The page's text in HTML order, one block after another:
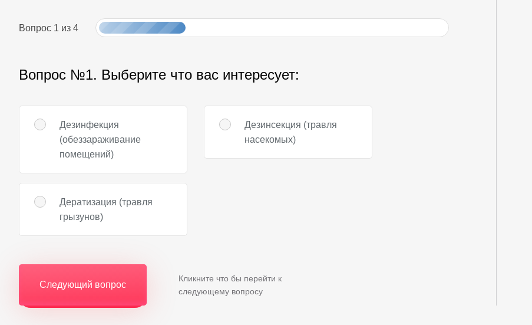
Вопрос 1 из 4
Вопрос №1. Выберите что вас интересует:
Дезинфекция
(обеззараживание
помещений)
Дезинсекция (травля
насекомых)
Дератизация (травля
грызунов)
Следующий вопрос
Кликните что бы перейти к
следующему вопросу